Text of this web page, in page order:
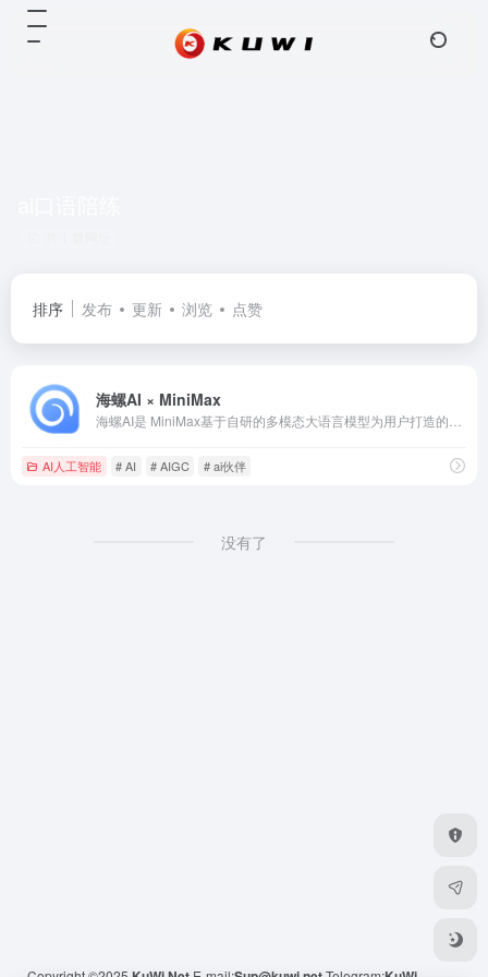
排序 发布 更新 浏览 点赞
海螺AI × MiniMax
AI人工智能 # AI # AIGC # ai伙伴
没有了